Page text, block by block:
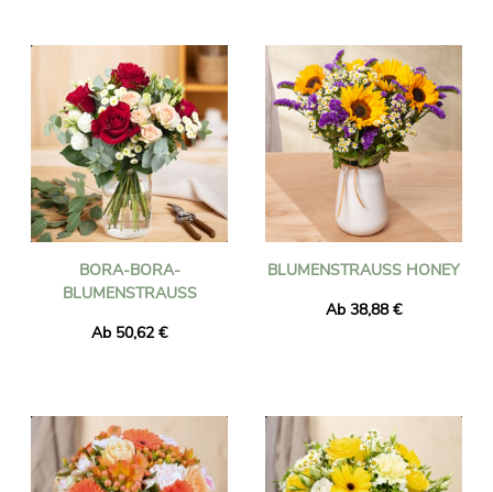
BORA-BORA-
BLUMENSTRAUSS
Ab 50,62 €
BLUMENSTRAUSS HONEY
Ab 38,88 €